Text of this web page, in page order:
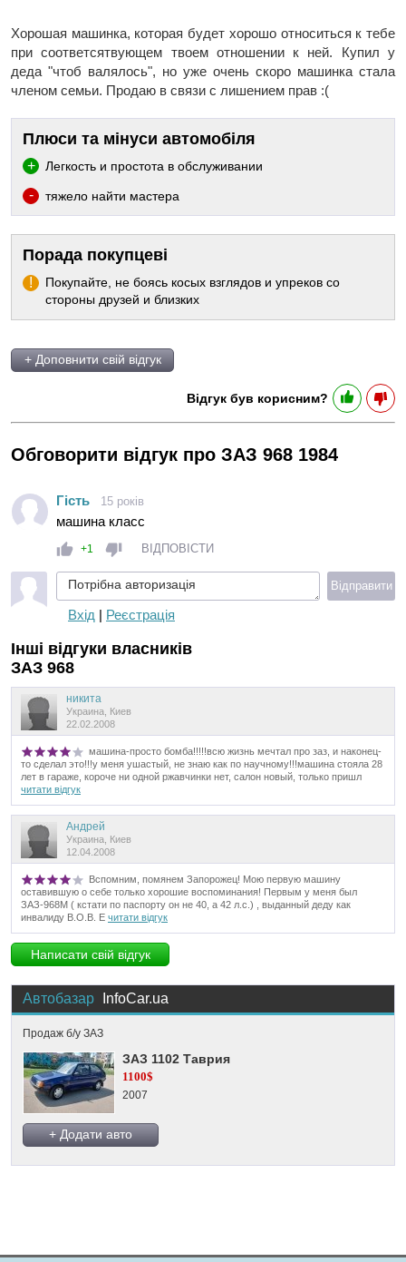
Хорошая машинка, которая будет хорошо относиться к тебе
при соответсятвующем твоем отношении к ней. Купил у
деда "чтоб валялось", но уже очень скоро машинка стала
членом семьи. Продаю в связи с лишением прав :(
Плюси та мінуси автомобіля
Легкость и простота в обслуживании
тяжело найти мастера
Порада покупцеві
Покупайте, не боясь косых взглядов и упреков со
стороны друзей и близких
+ Доповнити свій відгук
Відгук був корисним?
Обговорити відгук про ЗАЗ 968 1984
Гість 15 років
машина класс
+1 ВІДПОВІСТИ
Потрібна авторизація
Вхід | Реєстрація
Відправити
Інші відгуки власників
ЗАЗ 968
никита
Украина, Киев
22.02.2008
машина-просто бомба!!!!!всю жизнь мечтал про заз, и наконец-
то сделал это!!!у меня ушастый, не знаю как по научному!!!машина стояла 28
лет в гараже, короче ни одной ржавчинки нет, салон новый, только пришл
читати відгук
Андрей
Украина, Киев
12.04.2008
Вспомним, помянем Запорожец! Мою первую машину
оставившую о себе только хорошие воспоминания! Первым у меня был
ЗАЗ-968М ( кстати по паспорту он не 40, а 42 л.с.) , выданный деду как
инвалиду В.О.В. Е читати відгук
Написати свій відгук
Автобазар InfoCar.ua
Продаж б/у ЗАЗ
ЗАЗ 1102 Таврия
1100$
2007
+ Додати авто